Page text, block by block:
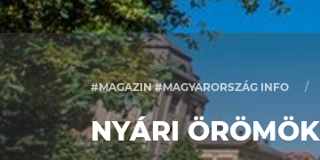
#MAGAZIN #MAGYARORSZÁG INFO /
NYÁRI